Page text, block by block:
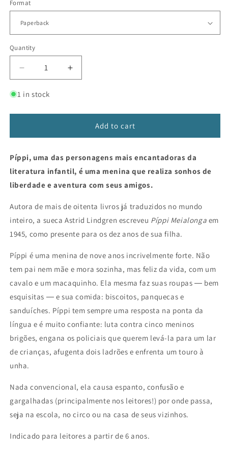
Format
Quantity
Decrease
quantity
for
Meialonga
revista
atualizada)
Increase
quantity
Meialonga
(Edição
revista
atualizada)
1 in stock
Add to cart
Píppi, uma das personagens mais encantadoras da
literatura infantil, é uma menina que realiza sonhos de
liberdade e aventura com seus amigos.
Autora de mais de oitenta livros já traduzidos no mundo
inteiro, a sueca Astrid Lindgren escreveu Píppi Meialonga em
1945, como presente para os dez anos de sua filha.
Píppi é uma menina de nove anos incrivelmente forte. Não
tem pai nem mãe e mora sozinha, mas feliz da vida, com um
cavalo e um macaquinho. Ela mesma faz suas roupas ― bem
esquisitas ― e sua comida: biscoitos, panquecas e
sanduíches. Píppi tem sempre uma resposta na ponta da
língua e é muito confiante: luta contra cinco meninos
brigões, engana os policiais que querem levá-la para um lar
de crianças, afugenta dois ladrões e enfrenta um touro à
unha.
Nada convencional, ela causa espanto, confusão e
gargalhadas (principalmente nos leitores!) por onde passa,
seja na escola, no circo ou na casa de seus vizinhos.
Indicado para leitores a partir de 6 anos.